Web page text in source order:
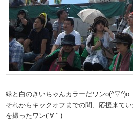
緑と白のきいちゃんカラーだワンo(^▽^)o
それからキックオフまでの間、応援来て
を撮ったワン(´∀｀)